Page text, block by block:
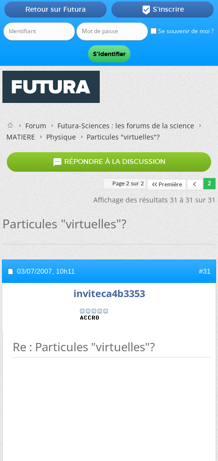
Se souvenir de moi ?
Retour sur Futura  S'inscrire
Forum
Futura-Sciences : les forums de la science
MATIERE
Physique Particules "virtuelles"?
 RÉPONDRE À LA DISCUSSION
Page 2 sur 2 Première 2
Affichage des résultats 31 à 31 sur 31
Particules "virtuelles"?
03/07/2007, 10h11 #31
inviteca4b3353
Re : Particules "virtuelles"?